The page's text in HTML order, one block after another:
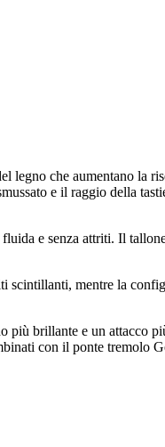
legno che aumentano la
e il raggio della
e senza attriti. Il
mentre la
più brillante e un attacco
con il ponte tremolo